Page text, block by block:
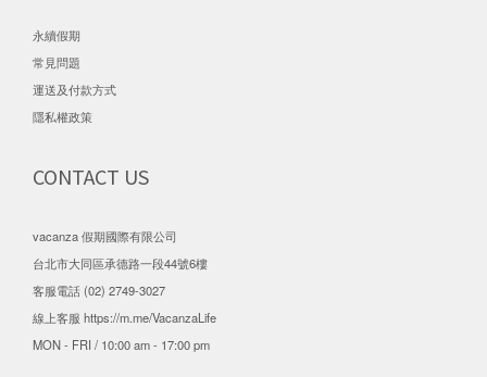
永續假期
常見問題
運送及付款方式
隱私權政策
CONTACT US
vacanza 假期國際有限公司
台北市大同區承德路一段44號6樓
客服電話 (02) 2749-3027
線上客服 https://m.me/VacanzaLife
MON - FRI / 10:00 am - 17:00 pm